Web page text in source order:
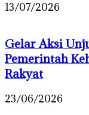
13/07/2026
Gelar Aksi
Pemerintah
Rakyat
23/06/2026